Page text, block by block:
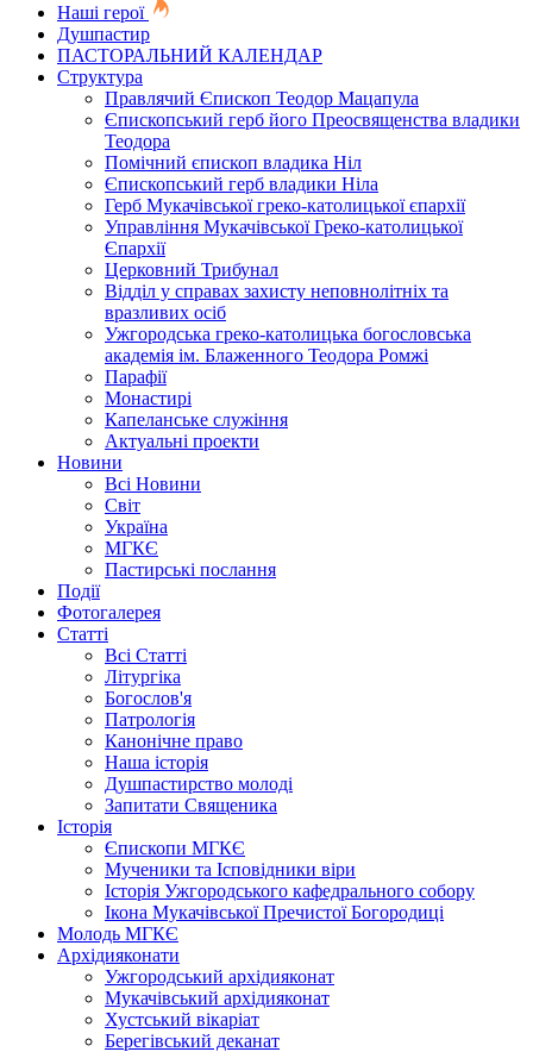
Наші герої
Душпастир
ПАСТОРАЛЬНИЙ КАЛЕНДАР
Структура
Правлячий Єпископ Теодор Мацапула
Єпископський герб його Преосвященства владики
Теодора
Помічний єпископ владика Ніл
Єпископський герб владики Ніла
Герб Мукачівської греко-католицької єпархії
Управління Мукачівської Греко-католицької
Єпархії
Церковний Трибунал
Відділ у справах захисту неповнолітніх та
вразливих осіб
Ужгородська греко-католицька богословська
академія ім. Блаженного Теодора Ромжі
Парафії
Монастирі
Капеланське служіння
Актуальні проекти
Новини
Всі Новини
Світ
Україна
МГКЄ
Пастирські послання
Події
Фотогалерея
Статті
Всі Статті
Літургіка
Богослов'я
Патрологія
Канонічне право
Наша історія
Душпастирство молоді
Запитати Священика
Історія
Єпископи МГКЄ
Мученики та Ісповідники віри
Історія Ужгородського кафедрального собору
Ікона Мукачівської Пречистої Богородиці
Молодь МГКЄ
Архідияконати
Ужгородський архідияконат
Мукачівський архідияконат
Хустський вікаріат
Берегівський деканат